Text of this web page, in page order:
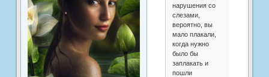
нарушения со
слезами,
вероятно, вы
мало плакали,
когда нужно
было бы
заплакать и
пошли